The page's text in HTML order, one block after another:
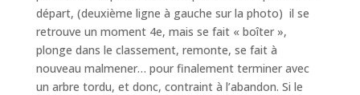
départ, (deuxième ligne à gauche sur la photo) il se
retrouve un moment 4e, mais se fait « boîter »,
plonge dans le classement, remonte, se fait à
nouveau malmener… pour finalement terminer avec
un arbre tordu, et donc, contraint à l’abandon. Si le